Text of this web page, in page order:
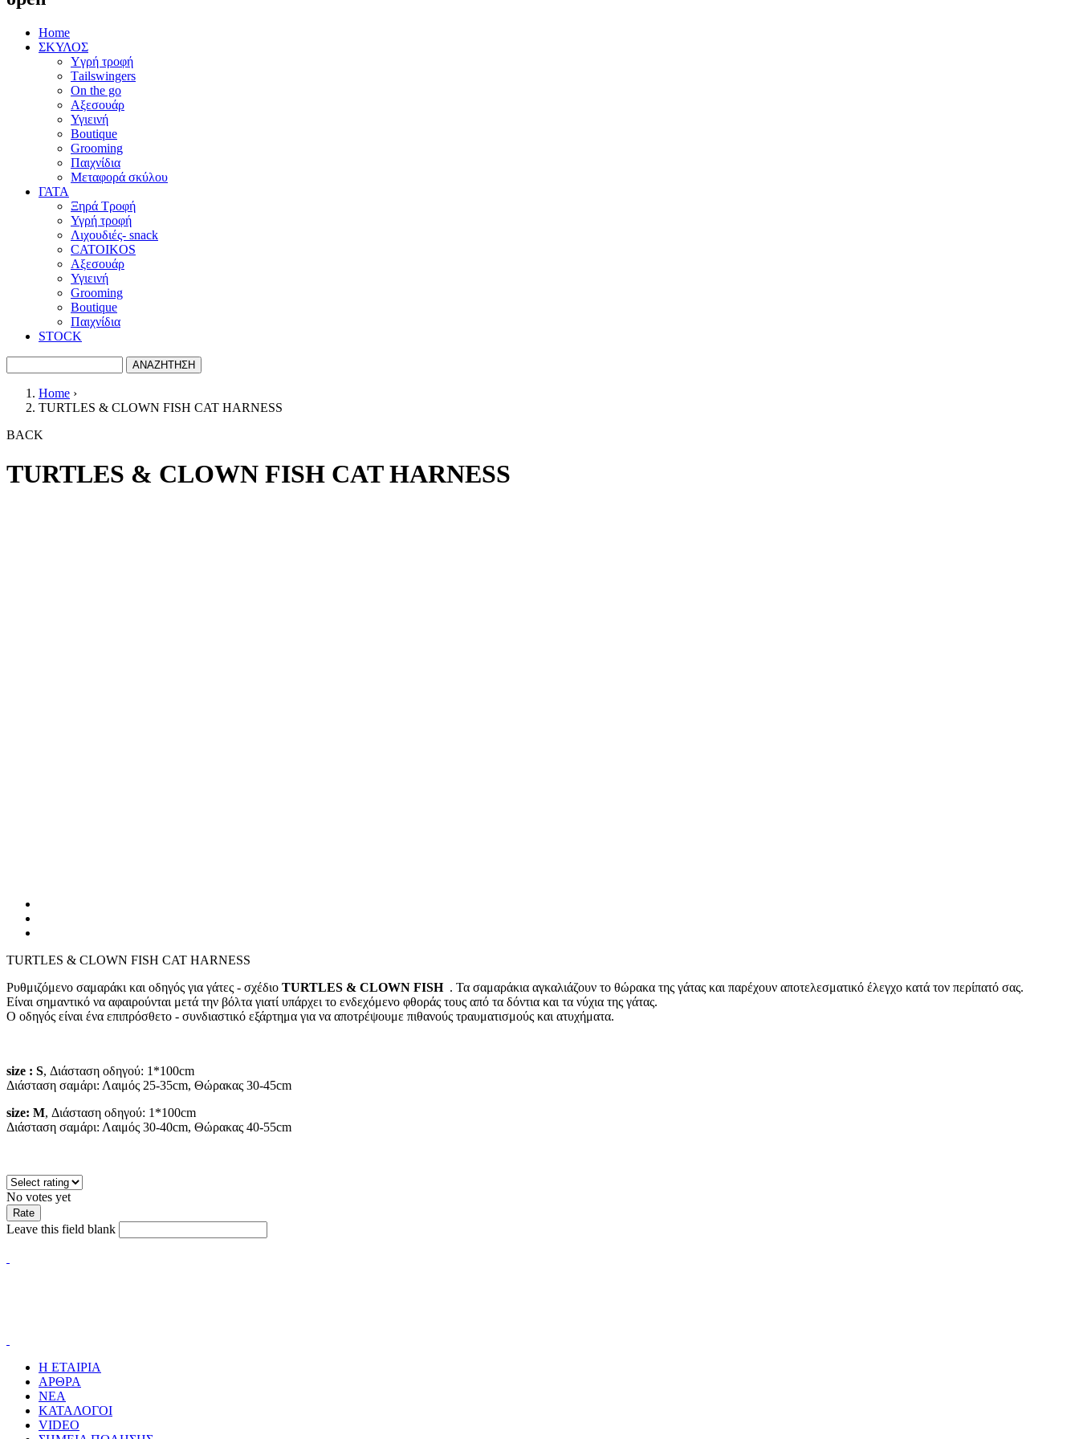
Home
ΣΚΥΛΟΣ
Yγρή τροφή
Τailswingers
On the go
Αξεσουάρ
Υγιεινή
Boutique
Grooming
Παιχνίδια
Μεταφορά σκύλου
ΓΑΤΑ
Ξηρά Τροφή
Υγρή τροφή
Λιχουδιές- snack
CATOIKOS
Αξεσουάρ
Υγιεινή
Grooming
Boutique
Παιχνίδια
STOCK
You are here
Home ›
TURTLES & CLOWN FISH CAT HARNESS
BACK
TURTLES & CLOWN FISH CAT HARNESS
TURTLES & CLOWN FISH CAT HARNESS
Ρυθμιζόμενο σαμαράκι και οδηγός για γάτες - σχέδιο TURTLES & CLOWN FISH. Τα σαμαράκια αγκαλιάζουν το θώρακα της γάτας και παρέχουν αποτελεσματικό έλεγχο κατά τον περίπατό σας.
Είναι σημαντικό να αφαιρούνται μετά την βόλτα γιατί υπάρχει το ενδεχόμενο φθοράς τους από τα δόντια και τα νύχια της γάτας.
Ο οδηγός είναι ένα επιπρόσθετο - συνδιαστικό εξάρτημα για να αποτρέψουμε πιθανούς τραυματισμούς και ατυχήματα.
size : S, Διάσταση οδηγού: 1*100cm
Διάσταση σαμάρι: Λαιμός 25-35cm, Θώρακας 30-45cm
size: M, Διάσταση οδηγού: 1*100cm
Διάσταση σαμάρι: Λαιμός 30-40cm, Θώρακας 40-55cm
No votes yet
Leave this field blank
Η ΕΤΑΙΡΙΑ
ΑΡΘΡΑ
ΝΕΑ
ΚΑΤΑΛΟΓΟΙ
VIDEO